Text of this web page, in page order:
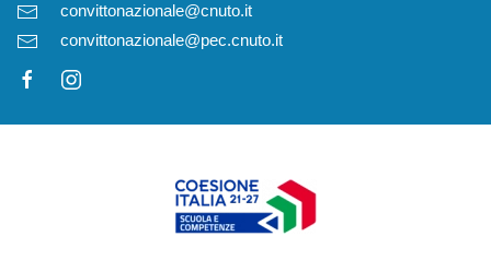
convittonazionale@cnuto.it
convittonazionale@pec.cnuto.it